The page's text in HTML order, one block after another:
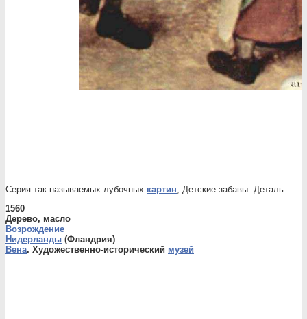
Серия так называемых лубочных картин, Детские забавы. Деталь —
1560
Дерево, масло
Возрождение
Нидерланды (Фландрия)
Вена. Художественно-исторический музей